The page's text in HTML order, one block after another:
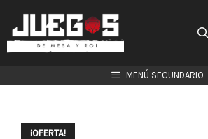
contenido
MENÚ SECUNDARIO
¡OFERTA!